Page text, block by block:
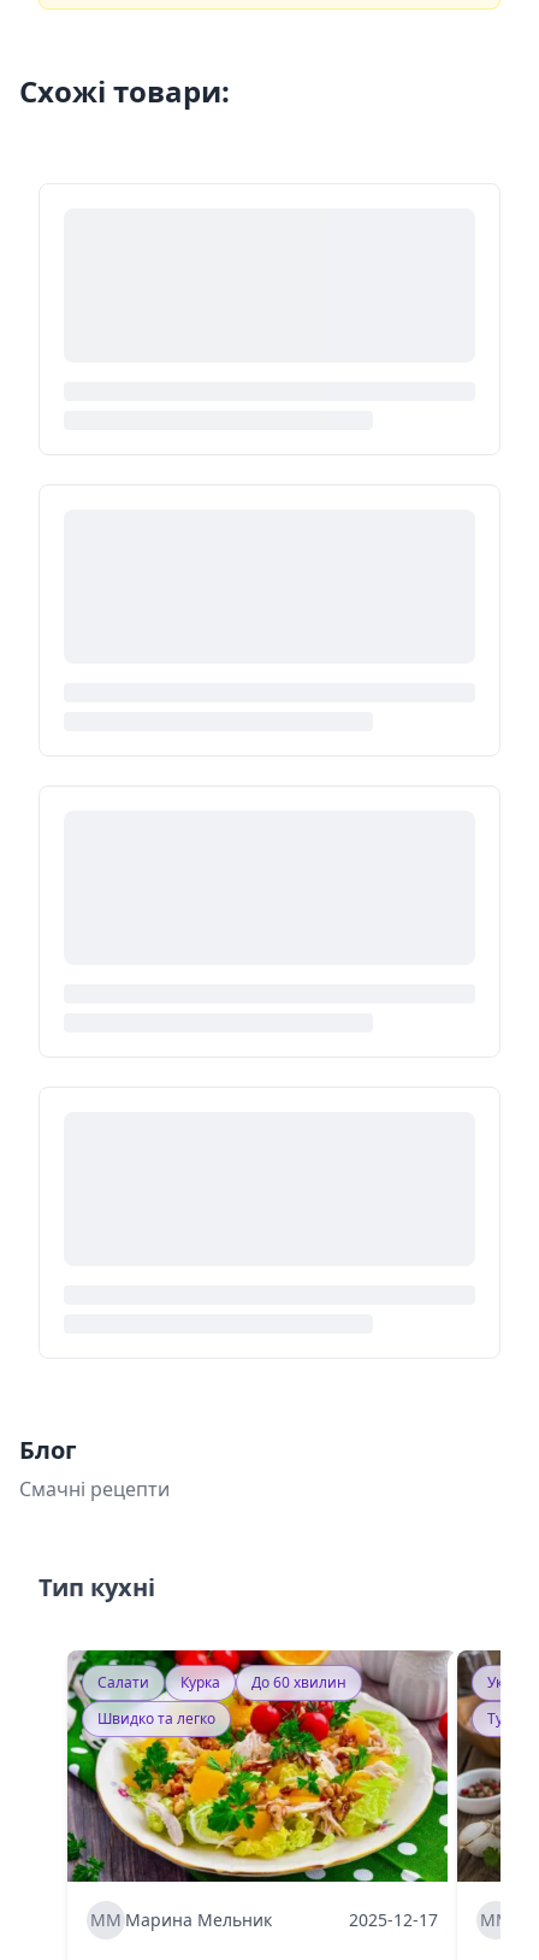
Схожі товари:
Блог
Смачні рецепти
Тип кухні
Салати Курка
До 60 хвилин
Швидко та легко
ММ Марина Мельник 2025-12-17 ММ